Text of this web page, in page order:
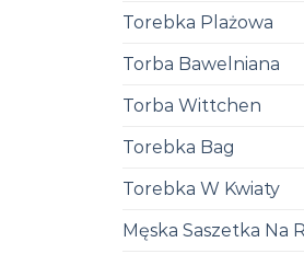
Torebka Plażowa
Torba Bawelniana
Torba Wittchen
Torebka Bag
Torebka W Kwiaty
Męska Saszetka Na